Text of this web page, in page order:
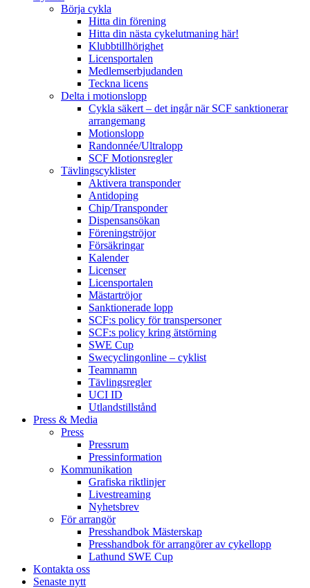
Börja cykla
Hitta din förening
Hitta din nästa cykelutmaning här!
Klubbtillhörighet
Licensportalen
Medlemserbjudanden
Teckna licens
Delta i motionslopp
Cykla säkert – det ingår när SCF sanktionerar
arrangemang
Motionslopp
Randonnée/Ultralopp
SCF Motionsregler
Tävlingscyklister
Aktivera transponder
Antidoping
Chip/Transponder
Dispensansökan
Föreningströjor
Försäkringar
Kalender
Licenser
Licensportalen
Mästartröjor
Sanktionerade lopp
SCF:s policy för transpersoner
SCF:s policy kring ätstörning
SWE Cup
Swecyclingonline – cyklist
Teamnamn
Tävlingsregler
UCI ID
Utlandstillstånd
Press & Media
Press
Pressrum
Pressinformation
Kommunikation
Grafiska riktlinjer
Livestreaming
Nyhetsbrev
För arrangör
Presshandbok Mästerskap
Presshandbok för arrangörer av cykellopp
Lathund SWE Cup
Kontakta oss
Senaste nytt